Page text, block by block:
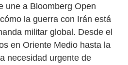
une a Bloomberg Open
la guerra con Irán está
militar global. Desde el
en Oriente Medio hasta la
necesidad urgente de